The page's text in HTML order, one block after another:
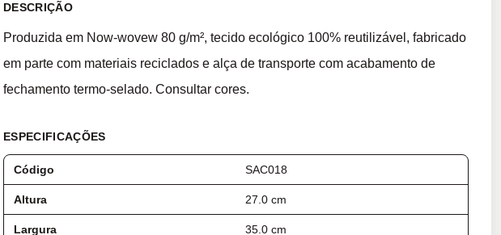
DESCRIÇÃO
Produzida em Now-wovew 80 g/m², tecido ecológico 100% reutilizável, fabricado
em parte com materiais reciclados e alça de transporte com acabamento de
fechamento termo-selado. Consultar cores.
ESPECIFICAÇÕES
Código SAC018
Altura 27.0 cm
Largura 35.0 cm